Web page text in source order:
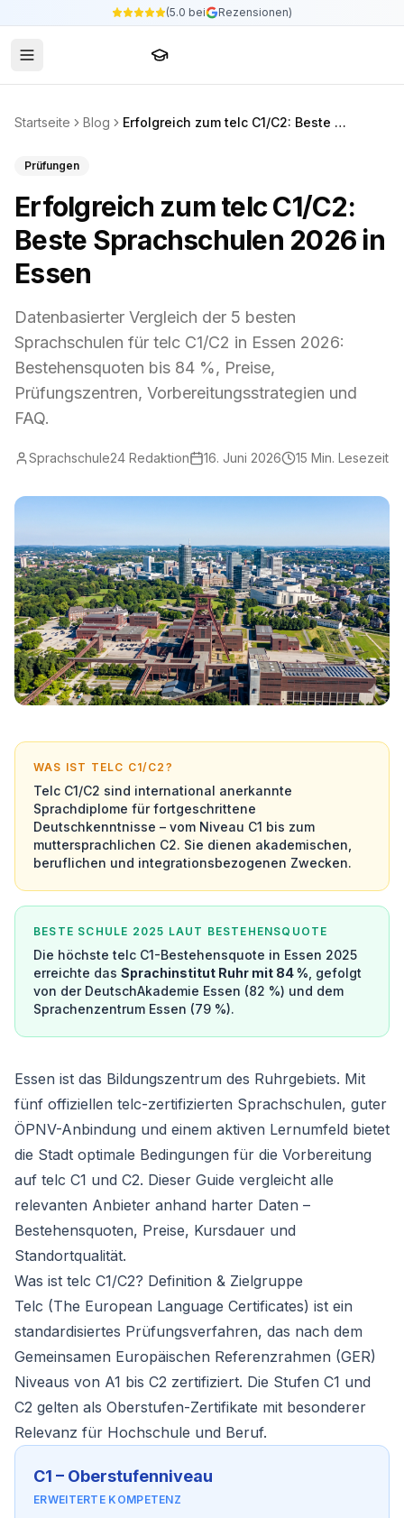
(5.0 bei Rezensionen)
Sprachschule24
Startseite Blog Erfolgreich zum telc C1/C2: Beste Sprachschulen 2026 in Essen
Prüfungen
Erfolgreich zum telc C1/C2:
Beste Sprachschulen 2026 in
Essen
Datenbasierter Vergleich der 5 besten
Sprachschulen für telc C1/C2 in Essen 2026:
Bestehensquoten bis 84 %, Preise,
Prüfungszentren, Vorbereitungsstrategien und
FAQ.
Sprachschule24 Redaktion 16. Juni 2026 15 Min. Lesezeit
WAS IST TELC C1/C2?
Telc C1/C2 sind international anerkannte
Sprachdiplome für fortgeschrittene
Deutschkenntnisse – vom Niveau C1 bis zum
muttersprachlichen C2. Sie dienen akademischen,
beruflichen und integrationsbezogenen Zwecken.
BESTE SCHULE 2025 LAUT BESTEHENSQUOTE
Die höchste telc C1-Bestehensquote in Essen 2025
erreichte das Sprachinstitut Ruhr mit 84 % , gefolgt
von der DeutschAkademie Essen (82 %) und dem
Sprachenzentrum Essen (79 %).
Essen ist das Bildungszentrum des Ruhrgebiets. Mit
fünf offiziellen telc-zertifizierten Sprachschulen, guter
ÖPNV-Anbindung und einem aktiven Lernumfeld bietet
die Stadt optimale Bedingungen für die Vorbereitung
auf telc C1 und C2. Dieser Guide vergleicht alle
relevanten Anbieter anhand harter Daten –
Bestehensquoten, Preise, Kursdauer und
Standortqualität.
Was ist telc C1/C2? Definition & Zielgruppe
Telc (The European Language Certificates) ist ein
standardisiertes Prüfungsverfahren, das nach dem
Gemeinsamen Europäischen Referenzrahmen (GER)
Niveaus von A1 bis C2 zertifiziert. Die Stufen C1 und
C2 gelten als Oberstufen-Zertifikate mit besonderer
Relevanz für Hochschule und Beruf.
C1 – Oberstufenniveau
ERWEITERTE KOMPETENZ